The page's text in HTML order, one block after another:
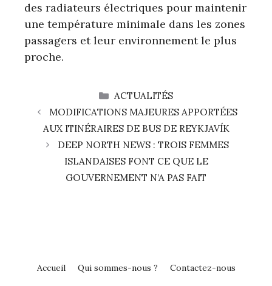
des radiateurs électriques pour maintenir
une température minimale dans les zones
passagers et leur environnement le plus
proche.
CATÉGORIES
ACTUALITÉS
MODIFICATIONS MAJEURES APPORTÉES
AUX ITINÉRAIRES DE BUS DE REYKJAVÍK
DEEP NORTH NEWS : TROIS FEMMES
ISLANDAISES FONT CE QUE LE
GOUVERNEMENT N’A PAS FAIT
Accueil Qui sommes-nous ?
Contactez-nous